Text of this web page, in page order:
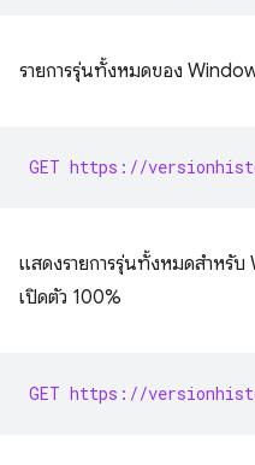
รายการรุ่นทั้งหมดของ
GET https://
แสดงรายการรุ่นทั้งหมดสำหรั
เปิดตัว 100%
GET https://